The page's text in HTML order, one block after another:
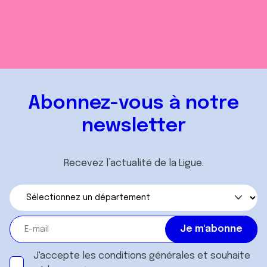
Abonnez-vous à notre
newsletter
Recevez l’actualité de la Ligue.
J'accepte les conditions générales et souhaite